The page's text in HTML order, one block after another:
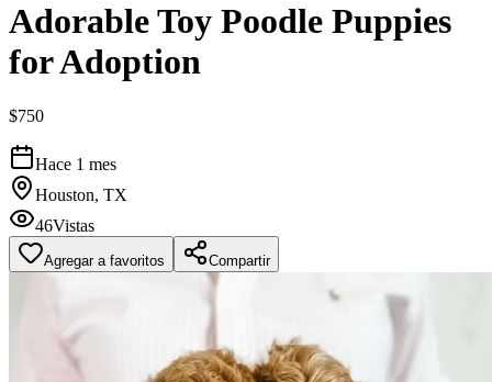
Adorable Toy Poodle Puppies
for Adoption
$750
Hace 1 mes
Houston, TX
46Vistas
Agregar a favoritos Compartir